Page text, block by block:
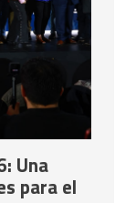
Una
para el